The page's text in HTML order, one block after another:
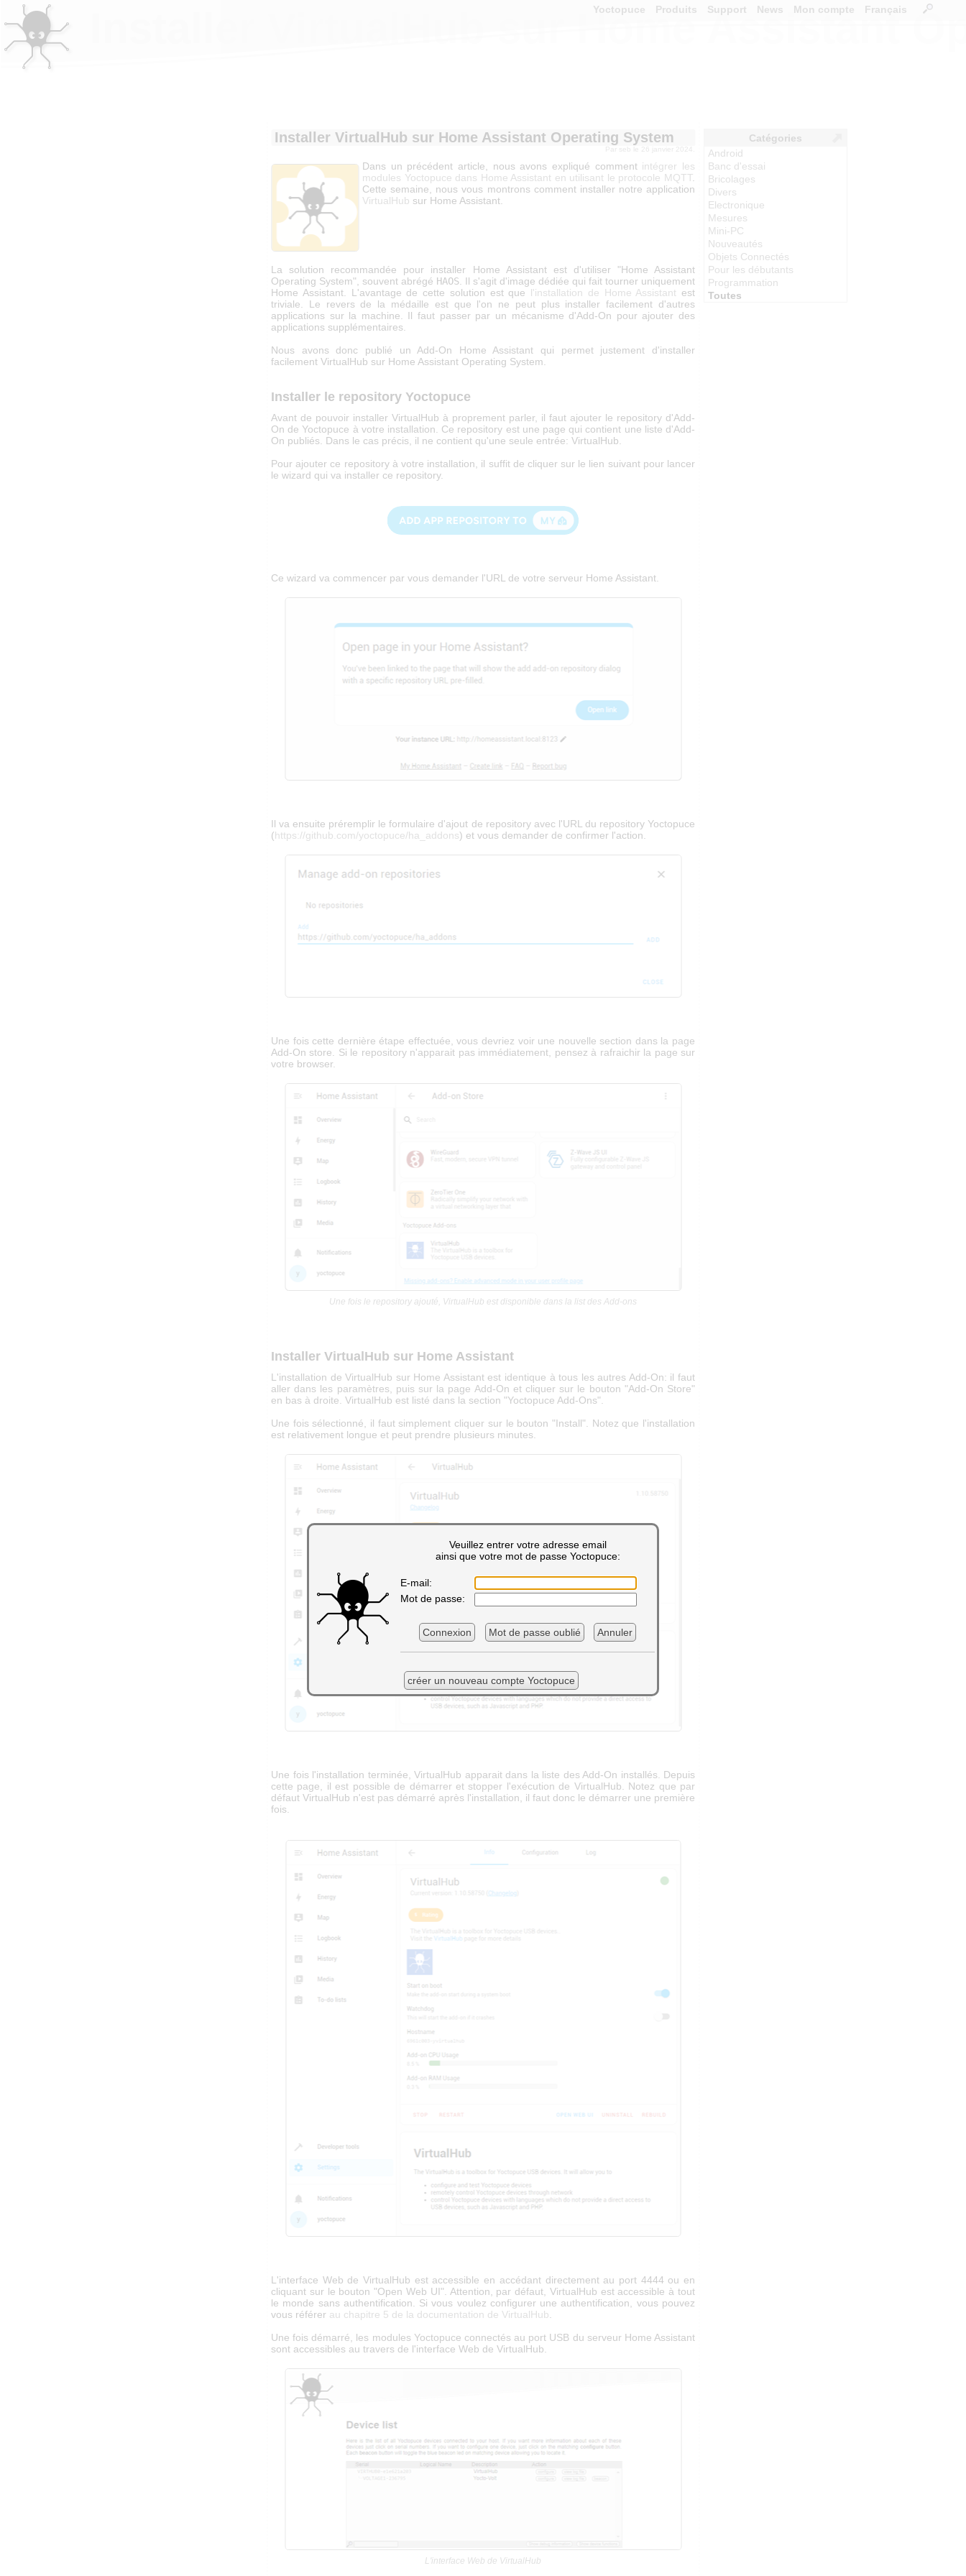
Veuillez entrer votre adresse email
ainsi que votre mot de passe Yoctopuce:
E-mail:
Mot de passe:
Connexion Mot de passe oublié Annuler
créer un nouveau compte Yoctopuce
Installer VirtualHub sur Home Assistant
Installer VirtualHub sur Home Assistant Operating System
Par
Dans un précédent article, nous avons expliqué comment intégrer les
modules Yoctopuce dans Home Assistant en utilisant le protocole MQTT.
Cette semaine, nous vous montrons comment installer notre application
VirtualHub sur Home Assistant.
La solution recommandée pour installer Home Assistant est d'utiliser "Home Assistant
Operating System", souvent abrégé HAOS . Il s'agit d'image dédiée qui fait tourner uniquement
Home Assistant. L'avantage de cette solution est que l'installation de Home Assistant est
triviale. Le revers de la médaille est que l'on ne peut plus installer facilement d'autres
applications sur la machine. Il faut passer par un mécanisme d'Add-On pour ajouter des
applications supplémentaires.
Nous avons donc publié un Add-On Home Assistant qui permet justement d'installer
facilement VirtualHub sur Home Assistant Operating System.
Installer le repository Yoctopuce
Avant de pouvoir installer VirtualHub à proprement parler, il faut ajouter le repository d'Add-
On de Yoctopuce à votre installation. Ce repository est une page qui contient une liste d'Add-
On publiés. Dans le cas précis, il ne contient qu'une seule entrée: VirtualHub.
Pour ajouter ce repository à votre installation, il suffit de cliquer sur le lien suivant pour lancer
le wizard qui va installer ce repository.
Ce wizard va commencer par vous demander l'URL de votre serveur Home Assistant.
Il va ensuite préremplir le formulaire d'ajout de repository avec l'URL du repository Yoctopuce
(https://github.com/yoctopuce/ha_addons) et vous demander de confirmer l'action.
Une fois cette dernière étape effectuée, vous devriez voir une nouvelle section dans la page
Add-On store. Si le repository n'apparait pas immédiatement, pensez à rafraichir la page sur
votre browser.
Une fois le repository ajouté, VirtualHub est disponible dans la list des Add-ons
Installer VirtualHub sur Home Assistant
L'installation de VirtualHub sur Home Assistant est identique à tous les autres Add-On: il faut
aller dans les paramètres, puis sur la page Add-On et cliquer sur le bouton "Add-On Store"
en bas à droite. VirtualHub est listé dans la section "Yoctopuce Add-Ons".
Une fois sélectionné, il faut simplement cliquer sur le bouton "Install". Notez que l'installation
est relativement longue et peut prendre plusieurs minutes.
Une fois l'installation terminée, VirtualHub apparait dans la liste des Add-On installés. Depuis
cette page, il est possible de démarrer et stopper l'exécution de VirtualHub. Notez que par
défaut VirtualHub n'est pas démarré après l'installation, il faut donc le démarrer une première
fois.
L'interface Web de VirtualHub est accessible en accédant directement au port 4444 ou en
cliquant sur le bouton "Open Web UI". Attention, par défaut, VirtualHub est accessible à tout
le monde sans authentification. Si vous voulez configurer une authentification, vous pouvez
vous référer au chapitre 5 de la documentation de VirtualHub
Une fois démarré, les modules Yoctopuce connectés au port USB du serveur Home Assistant
sont accessibles au travers de l'interface Web de VirtualHub.
L'interface Web de VirtualHub
Yoctopuce Produits Support News Mon compte Français
Catégories
Android
Banc d'essai
Bricolages
Divers
Electronique
Mesures
Mini-PC
Nouveautés
Objets Connectés
Pour les débutants
Programmation
Toutes